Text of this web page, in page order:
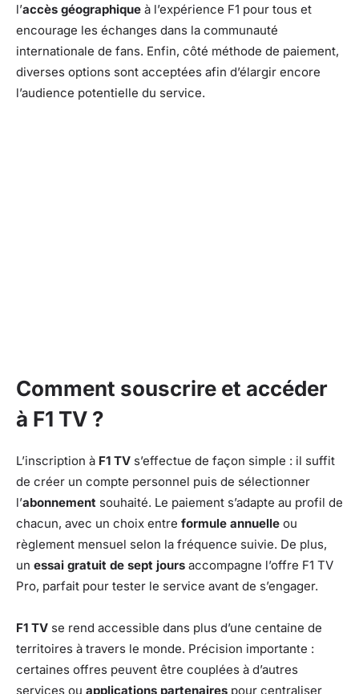
l’accès géographique à l’expérience F1 pour tous et
encourage les échanges dans la communauté
internationale de fans. Enfin, côté méthode de paiement,
diverses options sont acceptées afin d’élargir encore
l’audience potentielle du service.
Comment souscrire et accéder
à F1 TV ?
L’inscription à F1 TV s’effectue de façon simple : il suffit
de créer un compte personnel puis de sélectionner
l’abonnement souhaité. Le paiement s’adapte au profil de
chacun, avec un choix entre formule annuelle ou
règlement mensuel selon la fréquence suivie. De plus,
un essai gratuit de sept jours accompagne l’offre F1 TV
Pro, parfait pour tester le service avant de s’engager.
F1 TV se rend accessible dans plus d’une centaine de
territoires à travers le monde. Précision importante :
certaines offres peuvent être couplées à d’autres
services ou applications partenaires pour centraliser